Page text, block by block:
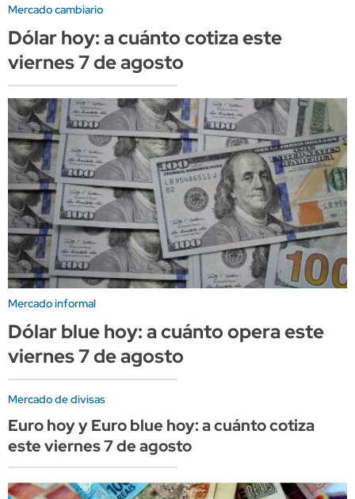
Mercado cambiario
Dólar hoy: a cuánto cotiza este
viernes 7 de agosto
Mercado informal
Dólar blue hoy: a cuánto opera este
viernes 7 de agosto
Mercado de divisas
Euro hoy y Euro blue hoy: a cuánto cotiza
este viernes 7 de agosto